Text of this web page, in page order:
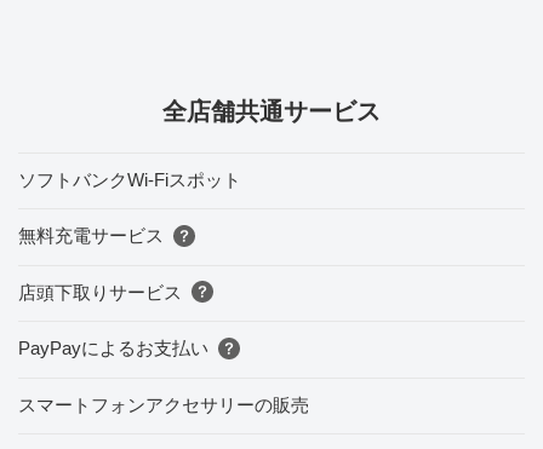
全店舗共通サービス
ソフトバンクWi-Fiスポット
無料充電サービス
店頭下取りサービス
PayPayによるお支払い
スマートフォンアクセサリーの販売